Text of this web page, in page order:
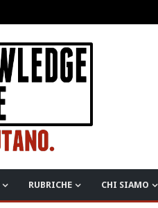
RUBRICHE CHI SIAMO